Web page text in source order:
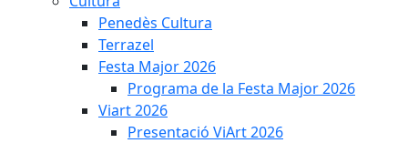
Penedès Cultura
Terrazel
Festa Major 2026
Programa de la Festa Major 2026
Viart 2026
Presentació ViArt 2026